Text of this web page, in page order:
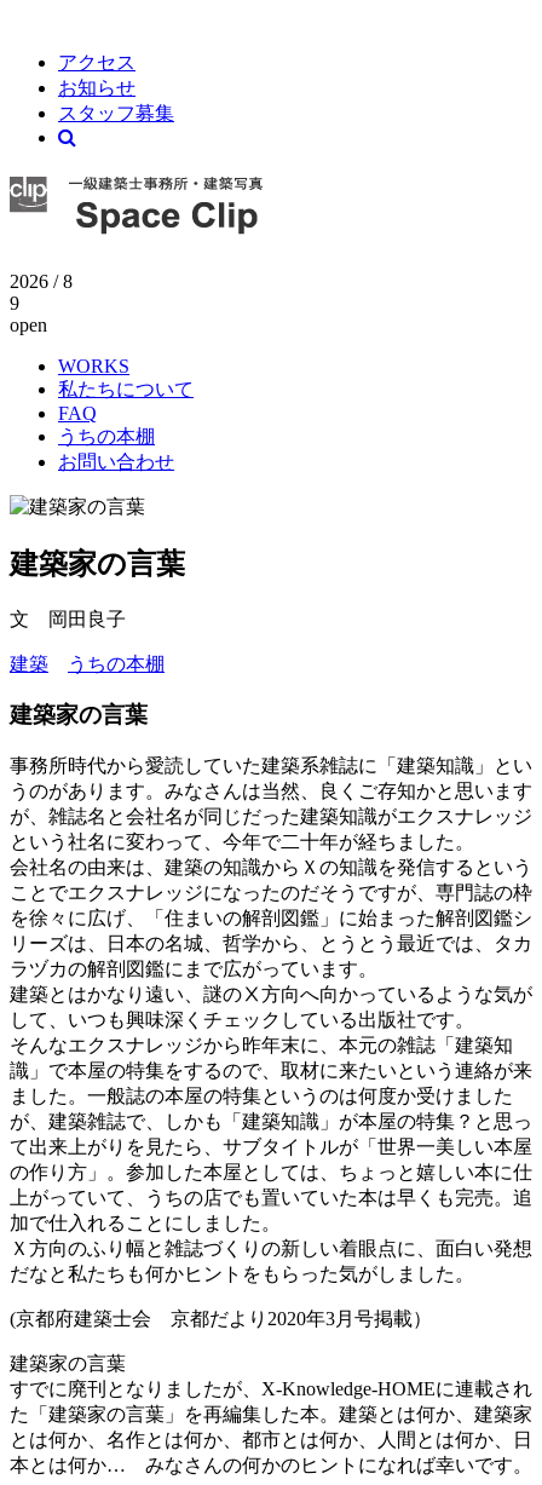
アクセス
お知らせ
スタッフ募集
2026 / 8
9
open
WORKS
私たちについて
FAQ
うちの本棚
お問い合わせ
建築家の言葉
文 岡田良子
建築 うちの本棚
建築家の言葉
事務所時代から愛読していた建築系雑誌に「建築知識」とい
うのがあります。みなさんは当然、良くご存知かと思います
が、雑誌名と会社名が同じだった建築知識がエクスナレッジ
という社名に変わって、今年で二十年が経ちました。
会社名の由来は、建築の知識からＸの知識を発信するという
ことでエクスナレッジになったのだそうですが、専門誌の枠
を徐々に広げ、「住まいの解剖図鑑」に始まった解剖図鑑シ
リーズは、日本の名城、哲学から、とうとう最近では、タカ
ラヅカの解剖図鑑にまで広がっています。
建築とはかなり遠い、謎のⅩ方向へ向かっているような気が
して、いつも興味深くチェックしている出版社です。
そんなエクスナレッジから昨年末に、本元の雑誌「建築知
識」で本屋の特集をするので、取材に来たいという連絡が来
ました。一般誌の本屋の特集というのは何度か受けました
が、建築雑誌で、しかも「建築知識」が本屋の特集？と思っ
て出来上がりを見たら、サブタイトルが「世界一美しい本屋
の作り方」。参加した本屋としては、ちょっと嬉しい本に仕
上がっていて、うちの店でも置いていた本は早くも完売。追
加で仕入れることにしました。
Ｘ方向のふり幅と雑誌づくりの新しい着眼点に、面白い発想
だなと私たちも何かヒントをもらった気がしました。
(京都府建築士会 京都だより2020年3月号掲載）
建築家の言葉
すでに廃刊となりましたが、X-Knowledge-HOMEに連載され
た「建築家の言葉」を再編集した本。建築とは何か、建築家
とは何か、名作とは何か、都市とは何か、人間とは何か、日
本とは何か… みなさんの何かのヒントになれば幸いです。